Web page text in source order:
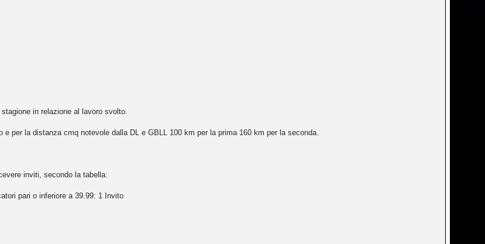
in relazione al lavoro svolto.
per la distanza cmq notevole dalla DL e GBLL 100 km per la prima 160 km per la seconda.
inviti, secondo la tabella:
pari o inferiore a 39.99: 1 Invito